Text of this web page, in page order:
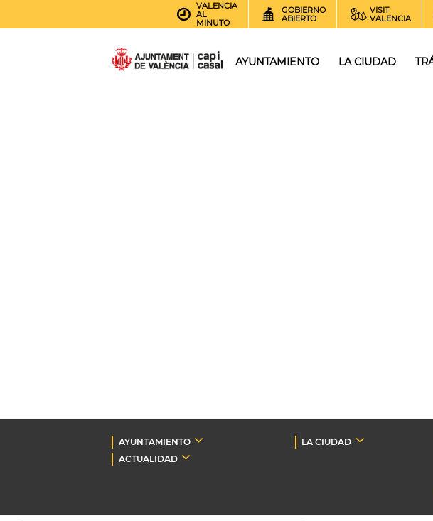
VALENCIA
AL
MINUTO
GOBIERNO
ABIERTO
VISIT
VALENCIA
AYUNTAMIENTO LA CIUDAD
AYUNTAMIENTO LA CIUDAD
ACTUALIDAD